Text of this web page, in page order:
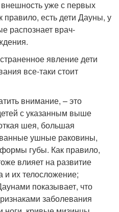
уже с первых
есть дети Дауны, у
распознает врач-
явление дети
все-таки стоит
внимание, – это
с указанным выше
шея, большая
ушные раковины,
губы. Как правило,
влияет на развитие
и их телосложение;
показывает, что
заболевания